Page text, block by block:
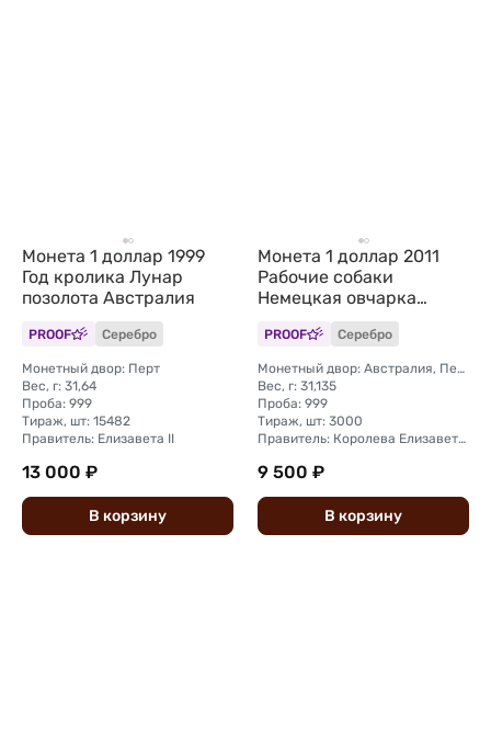
Монета 1 доллар 1999
Год кролика Лунар
позолота Австралия
PROOF Серебро
Монетный двор: Перт
Вес, г: 31,64
Проба: 999
Тираж, шт: 15482
Правитель: Елизавета II
13 000 ₽
В корзину
Монета 1 доллар 2011
Рабочие собаки
Немецкая овчарка
PROOF Серебро
Монетный двор: Австралия, Перт
Вес, г: 31,135
Проба: 999
Тираж, шт: 3000
Правитель: Королева Елизавета II (1976 - 2024)
9 500 ₽
В корзину